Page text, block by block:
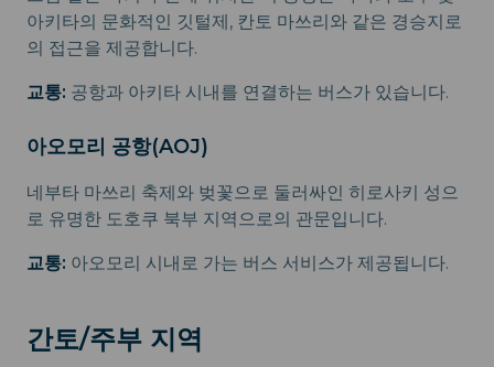
아키타의 문화적인 깃털제, 칸토 마쓰리와 같은 경승지로
의 접근을 제공합니다.
교통: 공항과 아키타 시내를 연결하는 버스가 있습니다.
아오모리 공항(AOJ)
네부타 마쓰리 축제와 벚꽃으로 둘러싸인 히로사키 성으
로 유명한 도호쿠 북부 지역으로의 관문입니다.
교통: 아오모리 시내로 가는 버스 서비스가 제공됩니다.
간토/주부 지역